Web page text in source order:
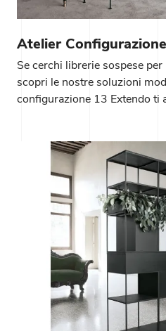
Atelier
Se cerchi librerie sospese
scopri le nostre soluzioni
configurazione 13 Extendo ti